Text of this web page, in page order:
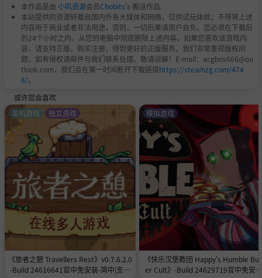
本作品是由 小叽资源会员Chobits's 搬运作品.
本站提供的资源转载自国内外各大媒体和网络，仅供试玩体验；不得将上述
内容用于商业或者非法用途，否则，一切后果请用户自负。您必须在下载后
的24个小时之内，从您的电脑中彻底删除上述内容。如果您喜欢该游戏内
容，请支持正版，购买注册，得到更好的正版服务。我们非常重视版权问
题，如有侵权请邮件与我们联系处理。敬请谅解！E-mail：acgbns666@ou
tlook.com，我们会在第一时间断开下载链接https://steamzg.com/474
6/。
或许您会喜欢
《旅者之憩 Travellers Rest》v0.7.6.2.0
-Build 24616641官中免安装-简中|支持
单机游戏 独立游戏
《快乐汉堡教团 Happy's Humble
er Cult》-Build 24629719官中免安
模拟游戏